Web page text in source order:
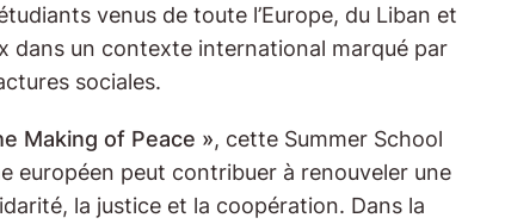
venus de toute l’Europe, du Liban et
dans un contexte international marqué par
sociales.
Making of Peace », cette Summer School
européen peut contribuer à renouveler une
la justice et la coopération. Dans la